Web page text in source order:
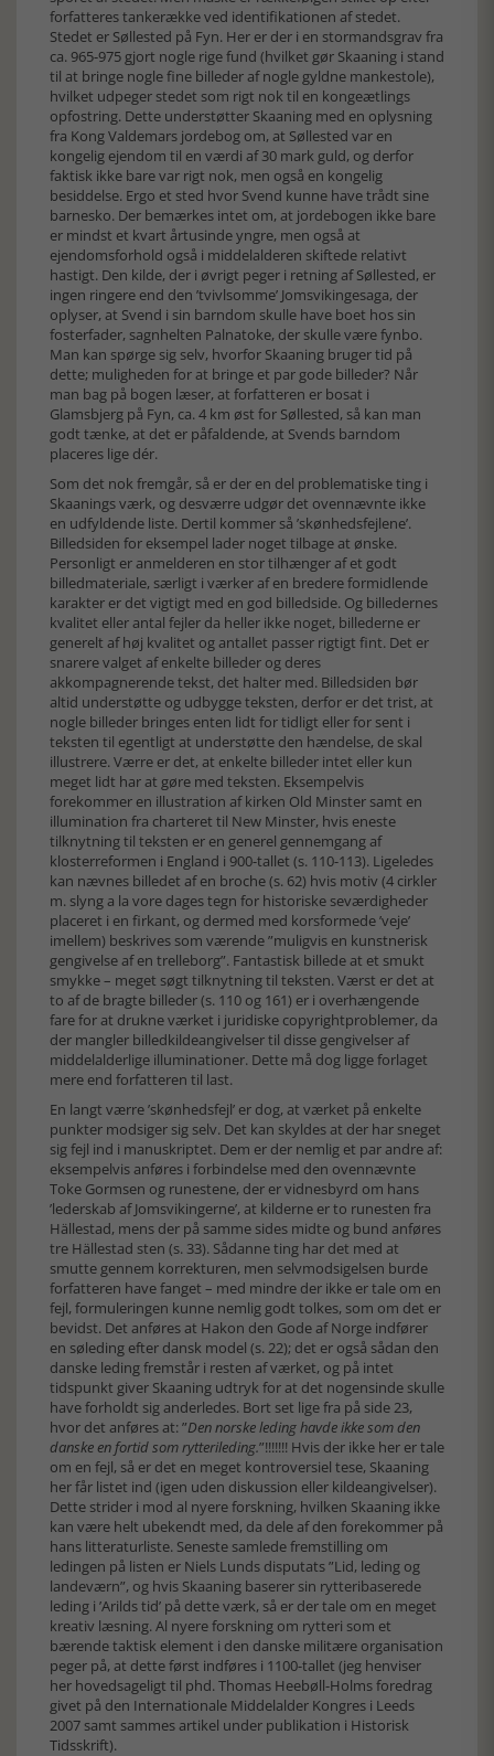
forfatteres tankerække ved identifikationen af stedet.
Stedet er Søllested på Fyn. Her er der i en stormandsgrav fra
ca. 965-975 gjort nogle rige fund (hvilket gør Skaaning i stand
til at bringe nogle fine billeder af nogle gyldne mankestole),
hvilket udpeger stedet som rigt nok til en kongeætlings
opfostring. Dette understøtter Skaaning med en oplysning
fra Kong Valdemars jordebog om, at Søllested var en
kongelig ejendom til en værdi af 30 mark guld, og derfor
faktisk ikke bare var rigt nok, men også en kongelig
besiddelse. Ergo et sted hvor Svend kunne have trådt sine
barnesko. Der bemærkes intet om, at jordebogen ikke bare
er mindst et kvart årtusinde yngre, men også at
ejendomsforhold også i middelalderen skiftede relativt
hastigt. Den kilde, der i øvrigt peger i retning af Søllested, er
ingen ringere end den ’tvivlsomme’ Jomsvikingesaga, der
oplyser, at Svend i sin barndom skulle have boet hos sin
fosterfader, sagnhelten Palnatoke, der skulle være fynbo.
Man kan spørge sig selv, hvorfor Skaaning bruger tid på
dette; muligheden for at bringe et par gode billeder? Når
man bag på bogen læser, at forfatteren er bosat i
Glamsbjerg på Fyn, ca. 4 km øst for Søllested, så kan man
godt tænke, at det er påfaldende, at Svends barndom
placeres lige dér.
Som det nok fremgår, så er der en del problematiske ting i
Skaanings værk, og desværre udgør det ovennævnte ikke
en udfyldende liste. Dertil kommer så ’skønhedsfejlene’.
Billedsiden for eksempel lader noget tilbage at ønske.
Personligt er anmelderen en stor tilhænger af et godt
billedmateriale, særligt i værker af en bredere formidlende
karakter er det vigtigt med en god billedside. Og billedernes
kvalitet eller antal fejler da heller ikke noget, billederne er
generelt af høj kvalitet og antallet passer rigtigt fint. Det er
snarere valget af enkelte billeder og deres
akkompagnerende tekst, det halter med. Billedsiden bør
altid understøtte og udbygge teksten, derfor er det trist, at
nogle billeder bringes enten lidt for tidligt eller for sent i
teksten til egentligt at understøtte den hændelse, de skal
illustrere. Værre er det, at enkelte billeder intet eller kun
meget lidt har at gøre med teksten. Eksempelvis
forekommer en illustration af kirken Old Minster samt en
illumination fra charteret til New Minster, hvis eneste
tilknytning til teksten er en generel gennemgang af
klosterreformen i England i 900-tallet (s. 110-113). Ligeledes
kan nævnes billedet af en broche (s. 62) hvis motiv (4 cirkler
m. slyng a la vore dages tegn for historiske seværdigheder
placeret i en firkant, og dermed med korsformede ’veje’
imellem) beskrives som værende ”muligvis en kunstnerisk
gengivelse af en trelleborg”. Fantastisk billede at et smukt
smykke – meget søgt tilknytning til teksten. Værst er det at
to af de bragte billeder (s. 110 og 161) er i overhængende
fare for at drukne værket i juridiske copyrightproblemer, da
der mangler billedkildeangivelser til disse gengivelser af
middelalderlige illuminationer. Dette må dog ligge forlaget
mere end forfatteren til last.
En langt værre ’skønhedsfejl’ er dog, at værket på enkelte
punkter modsiger sig selv. Det kan skyldes at der har sneget
sig fejl ind i manuskriptet. Dem er der nemlig et par andre af:
eksempelvis anføres i forbindelse med den ovennævnte
Toke Gormsen og runestene, der er vidnesbyrd om hans
’lederskab af Jomsvikingerne’, at kilderne er to runesten fra
Hällestad, mens der på samme sides midte og bund anføres
tre Hällestad sten (s. 33). Sådanne ting har det med at
smutte gennem korrekturen, men selvmodsigelsen burde
forfatteren have fanget – med mindre der ikke er tale om en
fejl, formuleringen kunne nemlig godt tolkes, som om det er
bevidst. Det anføres at Hakon den Gode af Norge indfører
en søleding efter dansk model (s. 22); det er også sådan den
danske leding fremstår i resten af værket, og på intet
tidspunkt giver Skaaning udtryk for at det nogensinde skulle
have forholdt sig anderledes. Bort set lige fra på side 23,
hvor det anføres at: ”Den norske leding havde ikke som den
danske en fortid som rytterileding.”!!!!!!! Hvis der ikke her er tale
om en fejl, så er det en meget kontroversiel tese, Skaaning
her får listet ind (igen uden diskussion eller kildeangivelser).
Dette strider i mod al nyere forskning, hvilken Skaaning ikke
kan være helt ubekendt med, da dele af den forekommer på
hans litteraturliste. Seneste samlede fremstilling om
ledingen på listen er Niels Lunds disputats ”Lid, leding og
landeværn”, og hvis Skaaning baserer sin rytteribaserede
leding i ’Arilds tid’ på dette værk, så er der tale om en meget
kreativ læsning. Al nyere forskning om rytteri som et
bærende taktisk element i den danske militære organisation
peger på, at dette først indføres i 1100-tallet (jeg henviser
her hovedsageligt til phd. Thomas Heebøll-Holms foredrag
givet på den Internationale Middelalder Kongres i Leeds
2007 samt sammes artikel under publikation i Historisk
Tidsskrift).